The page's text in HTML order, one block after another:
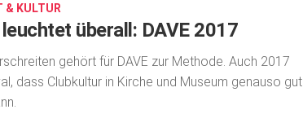
& KULTUR
überall: DAVE 2017
gehört für DAVE zur Methode. Auch 2017
dass Clubkultur in Kirche und Museum genauso gut